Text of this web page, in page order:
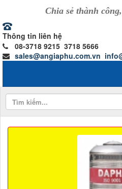
Chia sẻ thành
Thông tin liên hệ
08-3718 9215 3718 5666
sales@angiaphu.com.vn